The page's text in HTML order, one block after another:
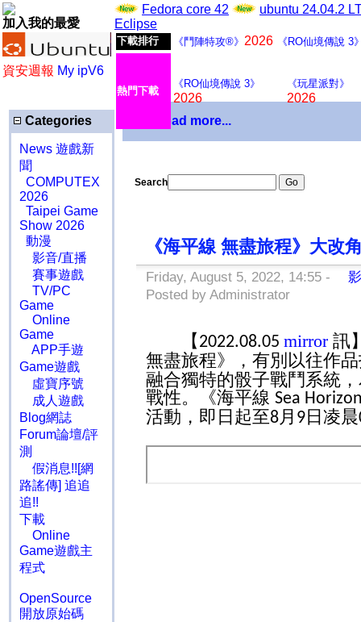
加入我的最愛
資安週報 My ipV6
Fedora core 42
ubuntu 24.04.2
Eclipse
下載排行 《鬥陣特攻®》 2026 《RO仙境傳說 3
熱門下載
《RO仙境傳說 3》
2026
《玩星派對》
2026
Categories
News 遊戲新
聞
COMPUTEX
2026
Taipei Game
Show 2026
動漫
影音/直播
賽事遊戲
TV/PC
Game
Online
Game
APP手遊
Game遊戲
虛寶序號
成人遊戲
Blog網誌
Forum論壇/評
測
假消息!![網
路謠傳] 追追
追!!
下載
Online
Game遊戲主
程式
OpenSource
開放原始碼
Download more...
Search
《海平線 無盡旅程》大改
Friday, August 5, 2022, 14:55 -
影
Posted by Administrator
【2022.08.05 mirror 訊
無盡旅程》，有別以往作
融合獨特的骰子戰鬥系統
戰性。《海平線 Sea
活動，即日起至8月 9日凌晨